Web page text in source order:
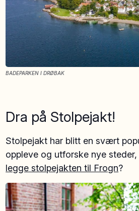
BADEPARKEN I DRØBAK
Dra på Stolpejakt!
Stolpejakt har blitt en svært
oppleve og utforske nye steder,
legge stolpejakten til Frogn?